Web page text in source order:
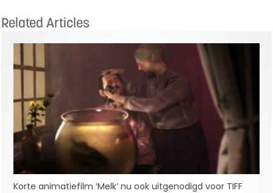
Related Articles
Korte animatiefilm ‘Melk’ nu ook uitgenodigd voor TIFF